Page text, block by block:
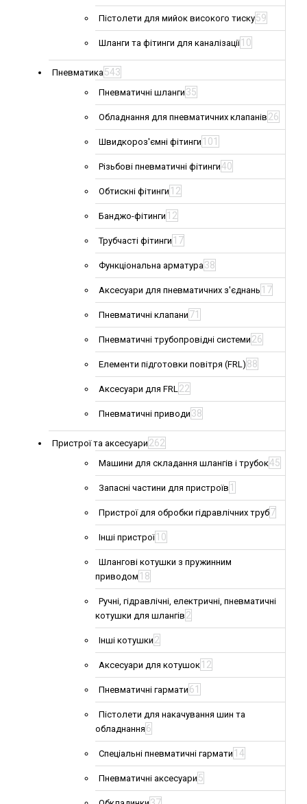
Пістолети для мийок високого тиску59
Шланги та фітинги для каналізації 10
Пневматика543
Пневматичні шланги 35
Обладнання для пневматичних клапанів 26
Швидкороз'ємні фітинги 101
Різьбові пневматичні фітинги40
Обтискні фітинги 12
Банджо-фітинги 12
Трубчасті фітинги 17
Функціональна арматура38
Аксесуари для пневматичних з'єднань 17
Пневматичні клапани 71
Пневматичні трубопровідні системи 26
Елементи підготовки повітря (FRL) 88
Аксесуари для FRL22
Пневматичні приводи 38
Пристрої та аксесуари 262
Машини для складання шлангів і трубок45
Запасні частини для пристроїв 1
Пристрої для обробки гідравлічних труб7
Інші пристрої 10
Шлангові котушки з пружинним
приводом 18
Ручні, гідравлічні, електричні, пневматичні
котушки для шлангів 2
Інші котушки 2
Аксесуари для котушок 12
Пневматичні гармати 61
Пістолети для накачування шин та
обладнання 6
Спеціальні пневматичні гармати 14
Пневматичні аксесуари 5